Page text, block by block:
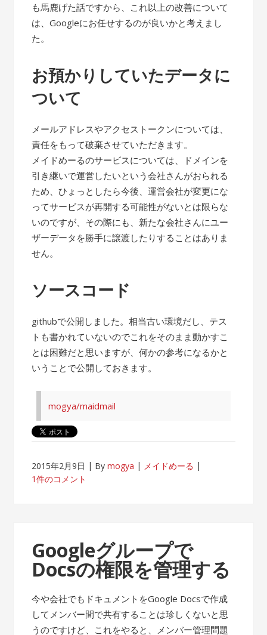
も馬鹿げた話ですから、これ以上の改善について
は、Googleにお任せするのが良いかと考えまし
た。
お預かりしていたデータに
ついて
メールアドレスやアクセストークンについては、
責任をもって破棄させていただきます。
メイドめーるのサービスについては、ドメインを
引き継いで運営したいという会社さんがおられる
ため、ひょっとしたら今後、運営会社が変更にな
ってサービスが再開する可能性がないとは限らな
いのですが、その際にも、新たな会社さんにユー
ザーデータを勝手に譲渡したりすることはありま
せん。
ソースコード
githubで公開しました。相当古い環境だし、テス
トも書かれていないのでこれをそのまま動かすこ
とは困難だと思いますが、何かの参考になるかと
いうことで公開しておきます。
mogya/maidmail
2015年2月9日 Bymogya
メイドめーる
1件のコメント
Googleグループで
Docsの権限を管理する
今や会社でもドキュメントをGoogle Docsで作成
してメンバー間で共有することは珍しくないと思
うのですけど、これをやると、メンバー管理問題